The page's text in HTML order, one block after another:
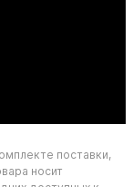
поставки,
носит